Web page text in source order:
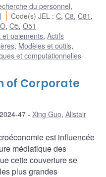
du personnel,
Code(s) JEL :C,C8,C81 ,
O, O5, O51
et paiements,Actifs
, Modèles et outils,
et computationnelles
of Corporate
47 Xing Guo, Alistair
est influencée
médiatique des
cette couverture se
plus grandes